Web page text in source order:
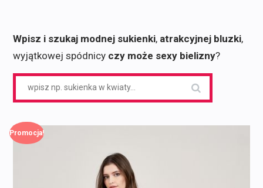
Wpisz i szukaj modnej sukienki, atrakcyjnej bluzki,
wyjątkowej spódnicy czy może sexy bielizny?
Promocja!